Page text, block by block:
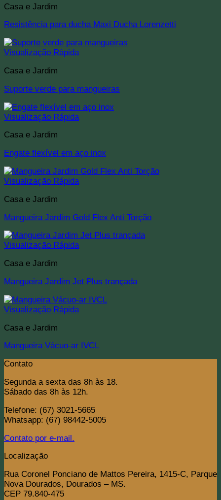
Casa e Jardim
Resistência para ducha Maxi Ducha Lorenzetti
Visualização Rápida
Casa e Jardim
Suporte verde para mangueiras
Visualização Rápida
Casa e Jardim
Engate flexível em aço inox
Visualização Rápida
Casa e Jardim
Mangueira Jardim Gold Flex Anti Torção
Visualização Rápida
Casa e Jardim
Mangueira Jardim Jet Plus trançada
Visualização Rápida
Casa e Jardim
Mangueira Vácuo-ar IVCL
Contato
Segunda a sexta das 8h às 18.
Sábado das 8h às 12h.
Telefone: (67) 3021-5665
Whatsapp: (67) 98442-5005
Contato por e-mail.
Localização
Rua Coronel Ponciano de Mattos Pereira, 1415-C, Parque
Nova Dourados, Dourados – MS.
CEP 79.840-475